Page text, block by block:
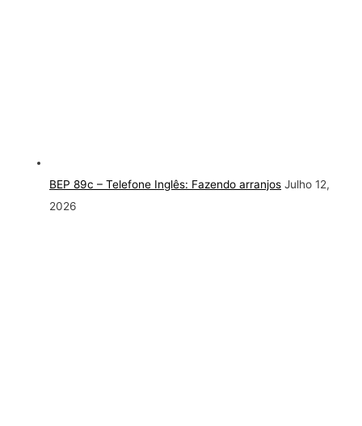
BEP 89c – Telefone Inglês: Fazendo arranjos Julho 12,
2026